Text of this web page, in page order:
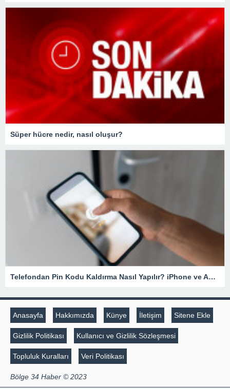
Süper hücre nedir, nasıl oluşur?
Telefondan Pin Kodu Kaldırma Nasıl Yapılır? iPhone ve Android Cihazlarda Pin Kodu Kaldırma – Teknoloji Haberleri
Anasayfa Hakkımızda Künye İletişim Sitene Ekle
Gizlilik Politikası Kullanıcı ve Gizlilik Sözleşmesi
Topluluk Kuralları Veri Politikası
Bölge 34 Haber © 2023